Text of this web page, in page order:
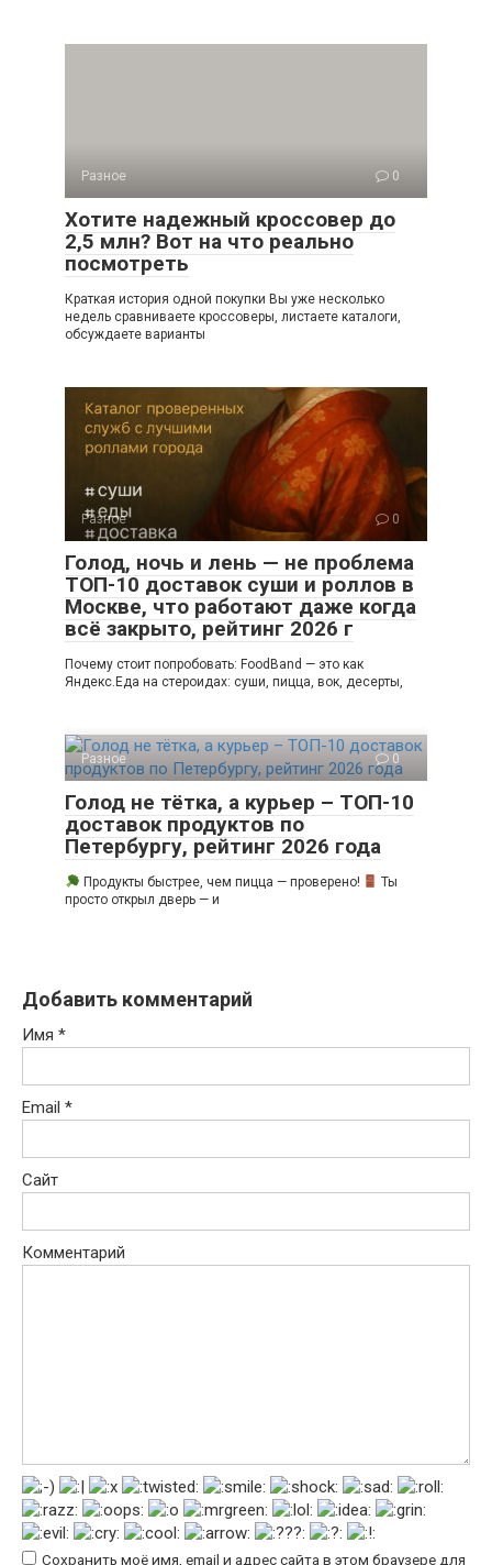
Разное 0
Хотите надежный кроссовер до
2,5 млн? Вот на что реально
посмотреть
Краткая история одной покупки Вы уже несколько
недель сравниваете кроссоверы, листаете каталоги,
обсуждаете варианты
Разное 0
Голод, ночь и лень — не проблема
ТОП-10 доставок суши и роллов в
Москве, что работают даже когда
всё закрыто, рейтинг 2026 г
Почему стоит попробовать: FoodBand — это как
Яндекс.Еда на стероидах: суши, пицца, вок, десерты,
Разное 0
Голод не тётка, а курьер – ТОП-10
доставок продуктов по
Петербургу, рейтинг 2026 года
Продукты быстрее, чем пицца — проверено!
Ты
просто открыл дверь — и
Добавить комментарий
Имя *
Email *
Сайт
Комментарий
Сохранить моё имя, email и адрес сайта в этом браузере для